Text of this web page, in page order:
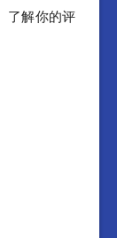
了解你的评